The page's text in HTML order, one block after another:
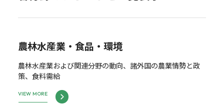
農林水産業・食品・環境
農林水産業および関連分野の動向、諸外国の農業情勢と政
策、食料需給
VIEW MORE